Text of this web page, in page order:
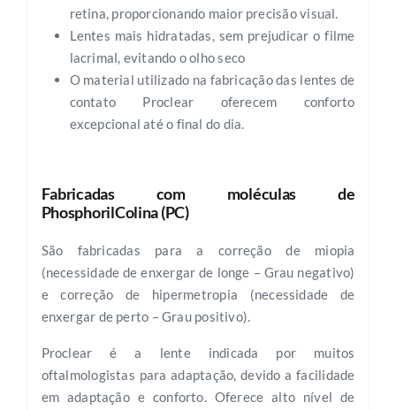
retina, proporcionando maior precisão visual.
Lentes mais hidratadas, sem prejudicar o filme
lacrimal, evitando o olho seco
O material utilizado na fabricação das lentes de
contato Proclear oferecem conforto
excepcional até o final do dia.
Fabricadas com moléculas de
PhosphorilColina (PC)
São fabricadas para a correção de miopia
(necessidade de enxergar de longe – Grau negativo)
e correção de hipermetropia (necessidade de
enxergar de perto – Grau positivo).
Proclear é a lente indicada por muitos
oftalmologistas para adaptação, devido a facilidade
em adaptação e conforto. Oferece alto nível de